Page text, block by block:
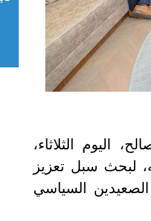
اليوم الثلاثاء،
لبحث سبل تعزيز
الصعيدين السياسي